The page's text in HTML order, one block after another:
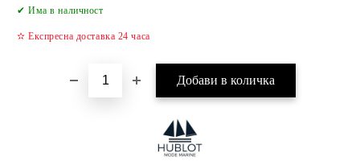
✔ Има в наличност
✫ Експресна доставка 24 часа